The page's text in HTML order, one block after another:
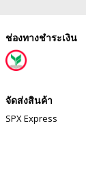
ช่องทางชำระเงิน
จัดส่งสินค้า
SPX Express